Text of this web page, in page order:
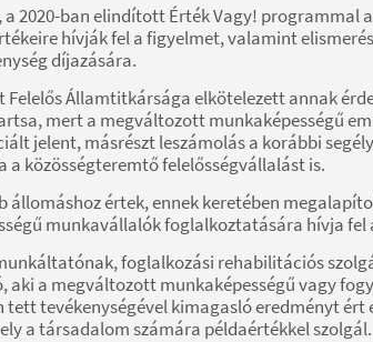
2020-ban elindított Érték Vagy! programmal
hívják fel a figyelmet, valamint
díjazására.
Felelős Államtitkársága elkötelezett annak
mert a megváltozott munkaképességű
jelent, másrészt leszámolás a korábbi
közösségteremtő felelősségvállalást is.
állomáshoz értek, ennek keretében
munkavállalók foglalkoztatására hívja fel
munkáltatónak, foglalkozási rehabilitációs
aki a megváltozott munkaképességű vagy
tevékenységével kimagasló eredményt ért
a társadalom számára példaértékkel szolgál.